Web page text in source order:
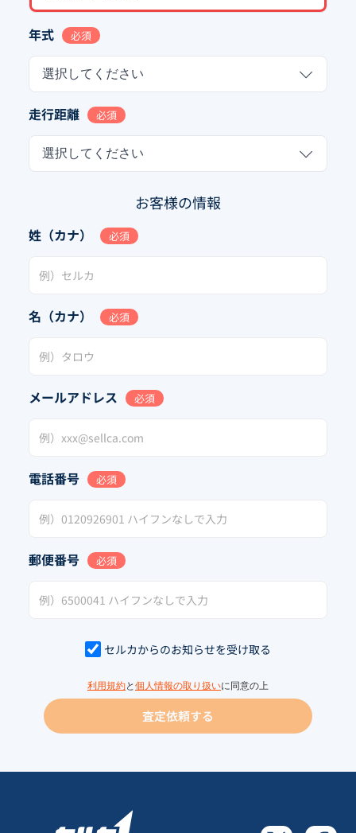
年式 必須
選択してください
走行距離 必須
選択してください
お客様の情報
姓（カナ） 必須
名（カナ） 必須
メールアドレス 必須
電話番号 必須
郵便番号 必須
セルカからのお知らせを受け取る
利用規約と 個人情報の取り扱いに同意の上
査定依頼する